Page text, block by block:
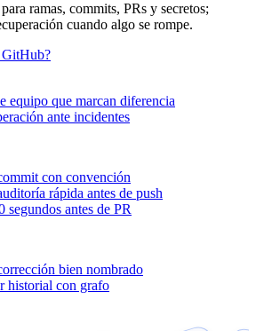
ramas, commits, PRs y secretos;
cuando algo se rompe.
GitHub?
equipo que marcan diferencia
ante incidentes
con convención
rápida antes de push
segundos antes de PR
bien nombrado
historial con grafo